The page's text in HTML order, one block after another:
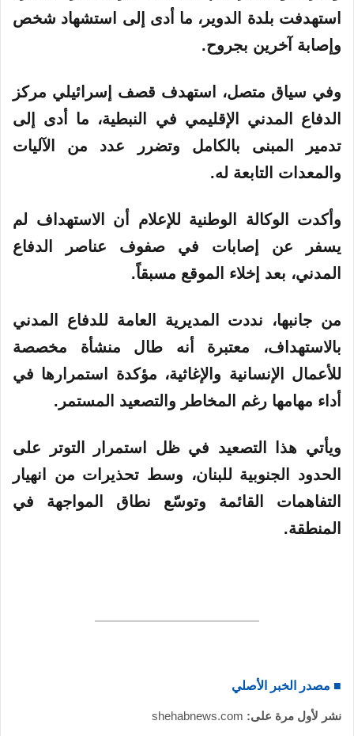
استهدفت بلدة الدوير، ما أدى إلى استشهاد شخص
وإصابة آخرين بجروح.
وفي سياق متصل، استهدف قصف إسرائيلي مركز
الدفاع المدني الإقليمي في النبطية، ما أدى إلى
تدمير المبنى بالكامل وتضرر عدد من الآليات
والمعدات التابعة له.
وأكدت الوكالة الوطنية للإعلام أن الاستهداف لم
يسفر عن إصابات في صفوف عناصر الدفاع
المدني، بعد إخلاء الموقع مسبقاً.
من جانبها، نددت المديرية العامة للدفاع المدني
بالاستهداف، معتبرة أنه طال منشأة مخصصة
للأعمال الإنسانية والإغاثية، مؤكدة استمرارها في
أداء مهامها رغم المخاطر والتصعيد المستمر.
ويأتي هذا التصعيد في ظل استمرار التوتر على
الحدود الجنوبية للبنان، وسط تحذيرات من انهيار
التفاهمات القائمة وتوسّع نطاق المواجهة في
المنطقة.
■ مصدر الخبر الأصلي
نشر لأول مرة على: shehabnews.com